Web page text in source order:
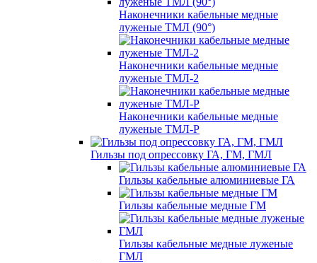
Наконечники кабельные медные
луженые ТМЛ (90°)
Наконечники кабельные медные
луженые ТМЛ-2
Наконечники кабельные медные
луженые ТМЛ-Р
Гильзы под опрессовку ГА, ГМ, ГМЛ
Гильзы кабельные алюминиевые ГА
Гильзы кабельные медные ГМ
Гильзы кабельные медные луженые
ГМЛ